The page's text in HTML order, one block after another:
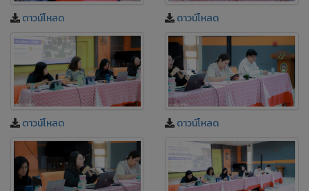
ดาวน์โหลด ดาวน์โหลด
ดาวน์โหลด ดาวน์โหลด